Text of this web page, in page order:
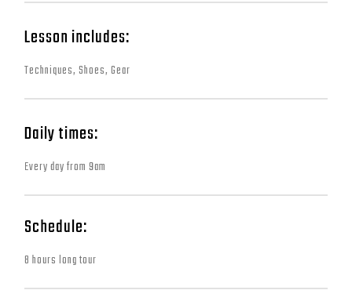
Lesson includes:
Techniques, Shoes, Gear
Daily times:
Every day from 9am
Schedule:
8 hours long tour